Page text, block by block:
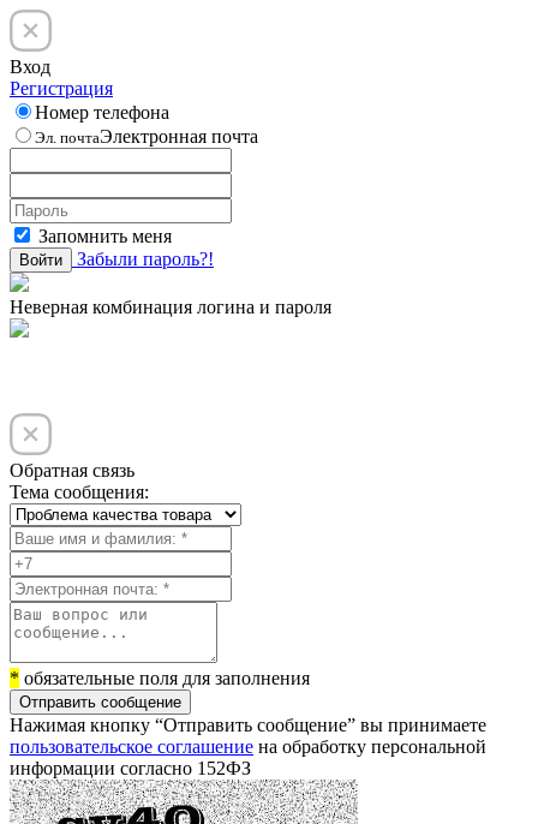
Вход
Регистрация
Номер телефона
Эл. почтаЭлектронная почта
Запомнить меня
Войти Забыли пароль?!
Неверная комбинация логина и пароля
Обратная связь
Тема сообщения:
* обязательные поля для заполнения
Отправить сообщение
Нажимая кнопку “Отправить сообщение” вы принимаете
пользовательское соглашение на обработку персональной
информации согласно 152ФЗ